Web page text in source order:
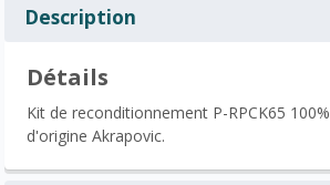
Description
Détails
Kit de reconditionnement P-RPCK65 100%
d'origine Akrapovic.